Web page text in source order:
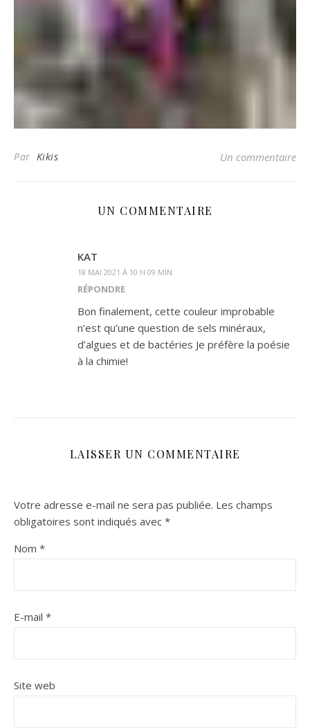
Par Kikis Un commentaire
UN COMMENTAIRE
KAT
18 MAI 2021 À 10 H 09 MIN
RÉPONDRE
Bon finalement, cette couleur improbable
n’est qu’une question de sels minéraux,
d’algues et de bactéries Je préfère la poésie
à la chimie!
LAISSER UN COMMENTAIRE
Votre adresse e-mail ne sera pas publiée. Les champs
obligatoires sont indiqués avec *
Nom *
E-mail *
Site web